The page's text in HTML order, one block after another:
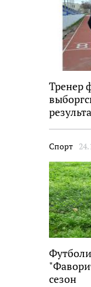
Тренер
Спорт
сезон